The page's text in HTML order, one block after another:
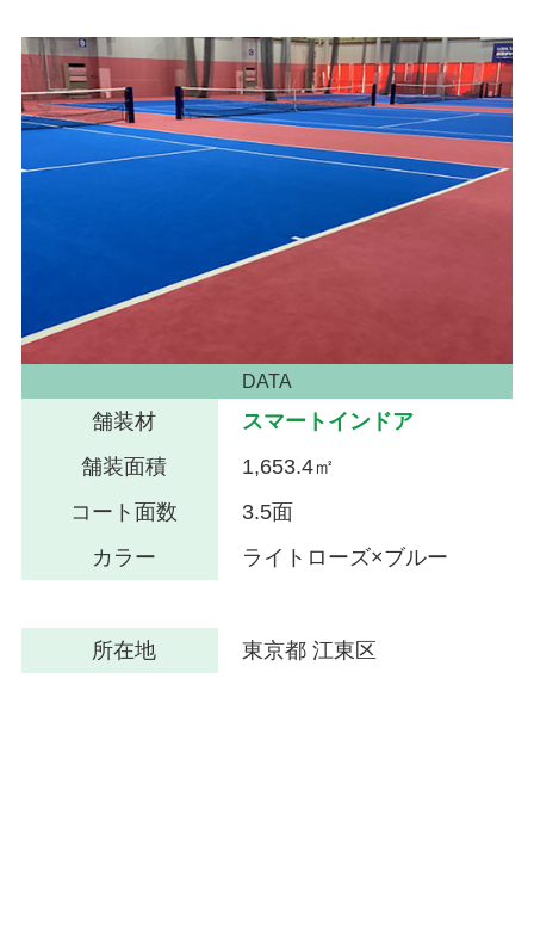
DATA
舗装材
スマートインドア
舗装面積
1,653.4㎡
コート面数
3.5面
カラー
ライトローズ×ブルー
所在地 東京都 江東区